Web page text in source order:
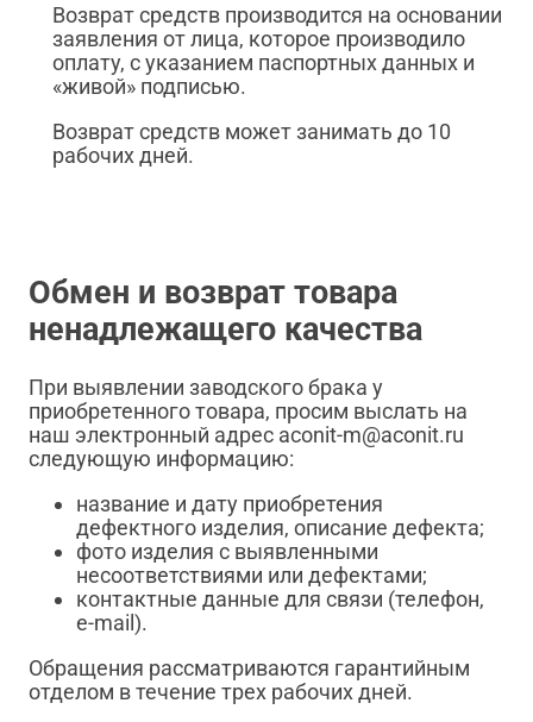
Возврат средств производится на основании
заявления от лица, которое производило
оплату, с указанием паспортных данных и
«живой» подписью.
Возврат средств может занимать до 10
рабочих дней.
Обмен и возврат товара
ненадлежащего качества
При выявлении заводского брака у
приобретенного товара, просим выслать на
наш электронный адрес aconit-m@aconit.ru
следующую информацию:
название и дату приобретения
дефектного изделия, описание дефекта;
фото изделия с выявленными
несоответствиями или дефектами;
контактные данные для связи (телефон,
e-mail).
Обращения рассматриваются гарантийным
отделом в течение трех рабочих дней.